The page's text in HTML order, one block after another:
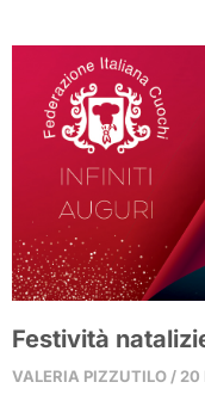
Festività
VALERIA PIZZUTILO 20